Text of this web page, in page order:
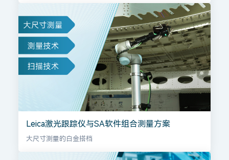
Leica激光跟踪仪与SA软件组合测量方案
大尺寸测量的白金搭档